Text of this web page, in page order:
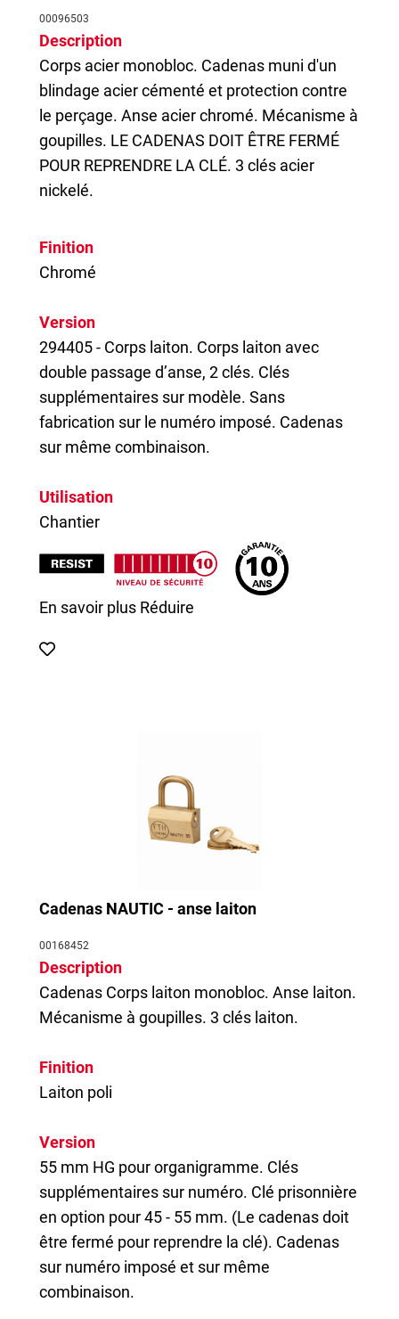
00096503
Description
Corps acier monobloc. Cadenas muni d'un
blindage acier cémenté et protection contre
le perçage. Anse acier chromé. Mécanisme à
goupilles. LE CADENAS DOIT ÊTRE FERMÉ
POUR REPRENDRE LA CLÉ. 3 clés acier
nickelé.
Finition
Chromé
Version
294405 - Corps laiton. Corps laiton avec
double passage d’anse, 2 clés. Clés
supplémentaires sur modèle. Sans
fabrication sur le numéro imposé. Cadenas
sur même combinaison.
Utilisation
Chantier
En savoir plus Réduire
Cadenas NAUTIC - anse laiton
00168452
Description
Cadenas Corps laiton monobloc. Anse laiton.
Mécanisme à goupilles. 3 clés laiton.
Finition
Laiton poli
Version
55 mm HG pour organigramme. Clés
supplémentaires sur numéro. Clé prisonnière
en option pour 45 - 55 mm. (Le cadenas doit
être fermé pour reprendre la clé). Cadenas
sur numéro imposé et sur même
combinaison.